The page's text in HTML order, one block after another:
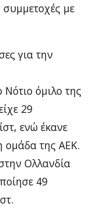
συμμετοχές με
όμιλο της
29
ενώ έκανε
ομάδα της ΑΕΚ.
Ολλανδία
49